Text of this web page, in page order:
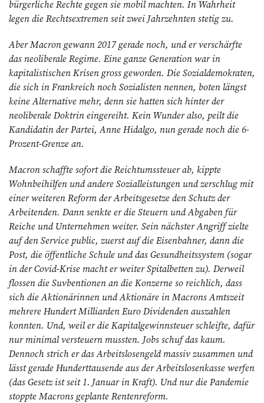
bürgerliche Rechte gegen sie mobil machten. In Wahrheit
legen die Rechts­extremen seit zwei Jahrzehnten stetig zu.
Aber Macron gewann 2017 gerade noch, und er verschärfte
das neoliberale Regime. Eine ganze Generation war in
kapitalistischen Krisen gross geworden. Die Sozialdemokraten,
die sich in Frankreich noch Sozialisten nennen, boten längst
keine Alternative mehr, denn sie hatten sich hinter der
neoliberale Doktrin eingereiht. Kein Wunder also, peilt die
Kandidatin der Partei, Anne Hidalgo, nun gerade noch die 6-
Prozent-Grenze an.
Macron schaffte sofort die Reichtumssteuer ab, kippte
Wohnbeihilfen und andere Sozialleistungen und zerschlug mit
einer weiteren Reform der Arbeitsgesetze den Schutz der
Arbeitenden. Dann senkte er die Steuern und Abgaben für
Reiche und Unternehmen weiter. Sein nächster Angriff zielte
auf den Service public, zuerst auf die Eisenbahner, dann die
Post, die öffentliche Schule und das Gesundheitssystem (sogar
in der Covid-Krise macht er weiter Spitalbetten zu). Derweil
flossen die Suvbentionen an die Konzerne so reichlich, dass
sich die Aktionärinnen und Aktionäre in Macrons Amtszeit
mehrere Hundert Milliarden Euro Dividenden auszahlen
konnten. Und, weil er die Kapitalgewinnsteuer schleifte, dafür
nur minimal versteuern mussten. Jobs schuf das kaum.
Dennoch strich er das Arbeitslosengeld massiv zusammen und
lässt gerade Hunderttausende aus der Arbeitslosenkasse werfen
(das Gesetz ist seit 1. Januar in Kraft). Und nur die Pandemie
stoppte Macrons geplante Rentenreform.